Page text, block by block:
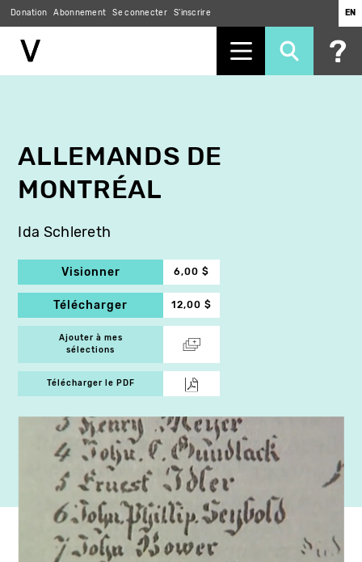
Donation Abonnement Se connecter S'inscrire EN
ALLEMANDS DE
MONTRÉAL
Ida Schlereth
Visionner 6,00 $
Télécharger 12,00 $
Ajouter à mes
sélections
Télécharger le PDF